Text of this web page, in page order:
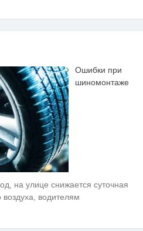
Ошибки при
шиномонтаже
на улице снижается суточная
водителям